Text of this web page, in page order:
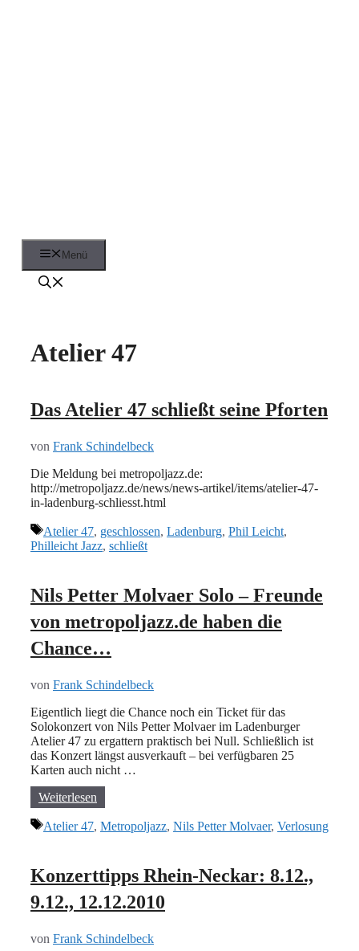
Menü
Atelier 47
Das Atelier 47 schließt seine Pforten
von Frank Schindelbeck
Die Meldung bei metropoljazz.de:
http://metropoljazz.de/news/news-artikel/items/atelier-47-
in-ladenburg-schliesst.html
Schlagwörter
Atelier 47, geschlossen, Ladenburg, Phil Leicht,
Philleicht Jazz, schließt
Nils Petter Molvaer Solo – Freunde
von metropoljazz.de haben die
Chance…
von Frank Schindelbeck
Eigentlich liegt die Chance noch ein Ticket für das
Solokonzert von Nils Petter Molvaer im Ladenburger
Atelier 47 zu ergattern praktisch bei Null. Schließlich ist
das Konzert längst ausverkauft – bei verfügbaren 25
Karten auch nicht …
Weiterlesen
Schlagwörter
Atelier 47, Metropoljazz, Nils Petter Molvaer, Verlosung
Konzerttipps Rhein-Neckar: 8.12.,
9.12., 12.12.2010
von Frank Schindelbeck